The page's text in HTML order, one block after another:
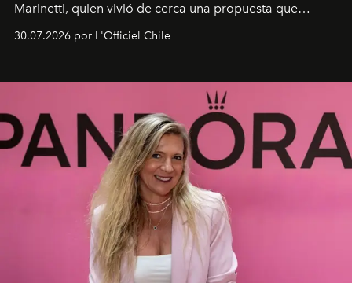
Marinetti, quien vivió de cerca una propuesta que
fusiona moda y rendimiento.
30.07.2026 por L'Officiel Chile